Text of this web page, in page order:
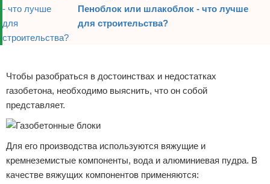
Пеноблок или шлакоблок - что лучше
для строительства?
Чтобы разобраться в достоинствах и недостатках
газобетона, необходимо выяснить, что он собой
представляет.
Для его производства используются вяжущие и
кремнеземистые компоненты, вода и алюминиевая пудра. В
качестве вяжущих компонентов применяются: